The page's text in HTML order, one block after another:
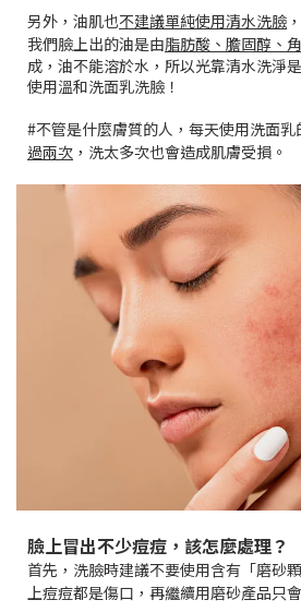
另外，油肌也不建議單純使用清水洗臉
我們臉上出的油是由脂肪酸、膽固醇、
成，油不能溶於水，所以光靠清水洗淨
使用溫和洗面乳洗臉！
#不管是什麼膚質的人，每天使用洗面乳
過兩次 ，洗太多次也會造成肌膚受損。
臉上冒出不少痘痘，該怎麼處理？
首先，洗臉時建議不要使用含有「磨砂
上痘痘都是傷口，再繼續用磨砂產品只